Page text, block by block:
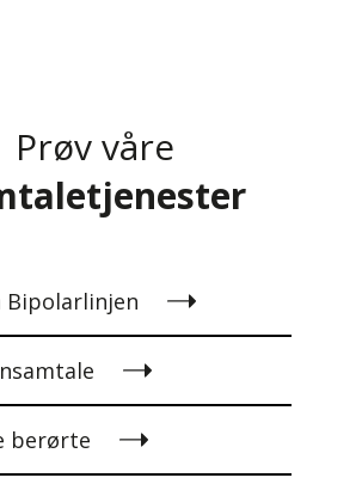
Prøv våre
Bipolarlinjen
berørte